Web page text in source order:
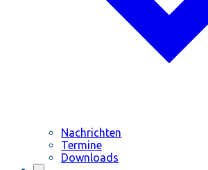
Nachrichten
Termine
Downloads